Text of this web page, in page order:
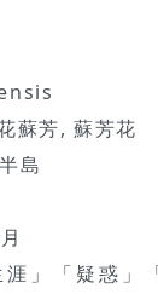
蘇芳, 蘇芳花
島
涯」「疑惑」